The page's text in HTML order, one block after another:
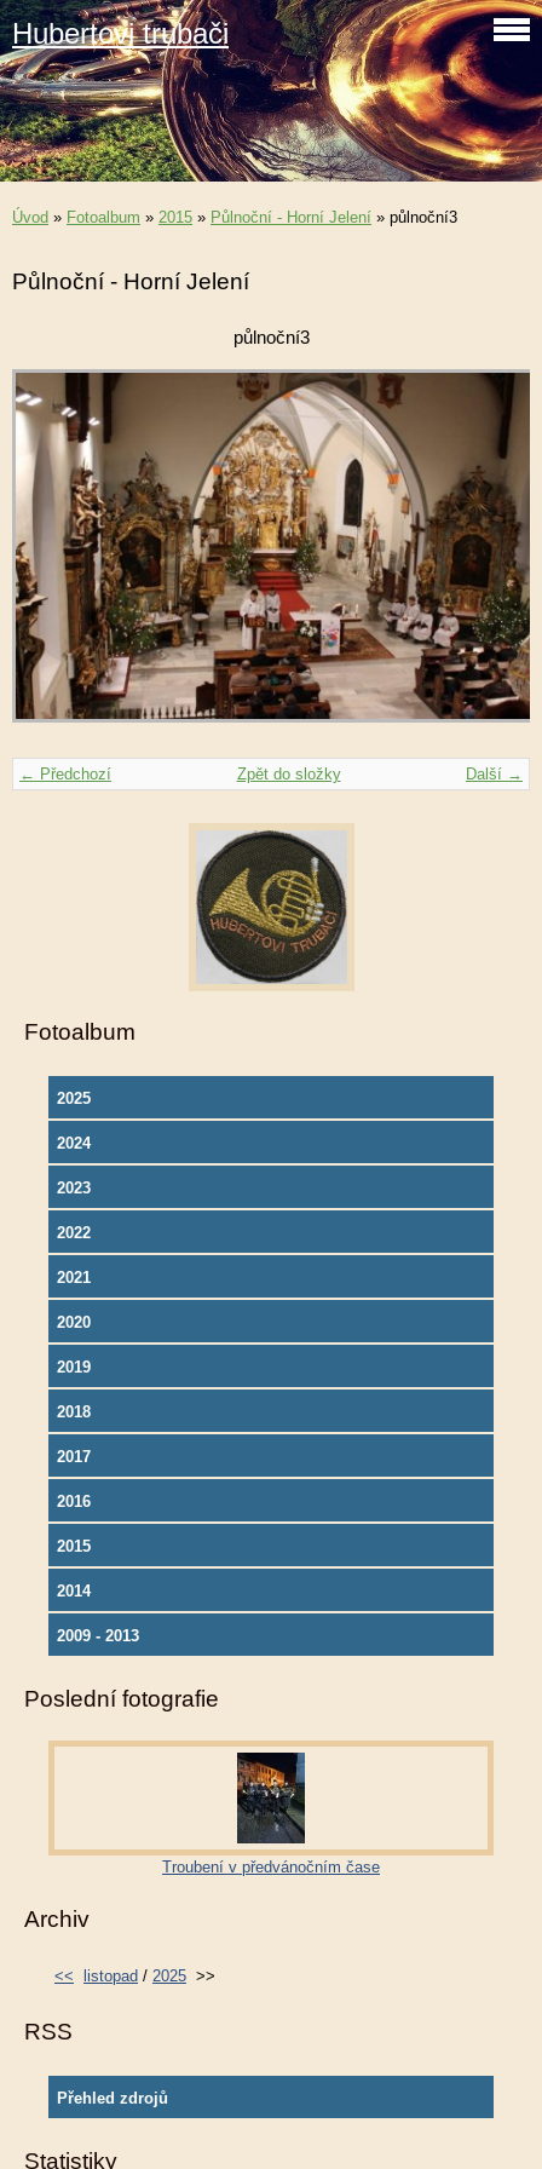
Hubertovi trubači
Úvod » Fotoalbum » 2015 » Půlnoční - Horní Jelení » půlnoční3
Půlnoční - Horní Jelení
půlnoční3
← Předchozí Další →
Zpět do složky
Fotoalbum
2025
2024
2023
2022
2021
2020
2019
2018
2017
2016
2015
2014
2009 - 2013
Poslední fotografie
Troubení v předvánočním čase
Archiv
<< listopad / 2025 >>
RSS
Přehled zdrojů
Statistiky